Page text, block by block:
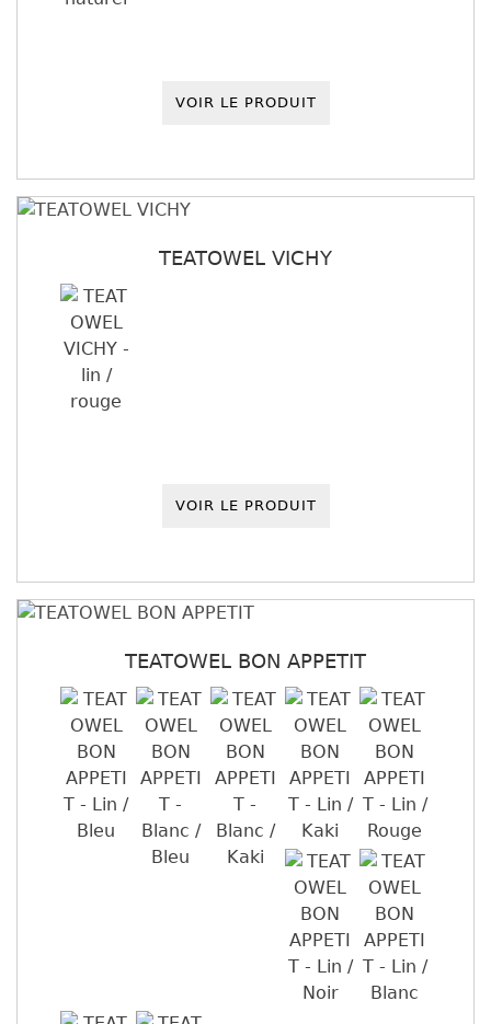
VOIR LE PRODUIT
TEATOWEL VICHY
VOIR LE PRODUIT
TEATOWEL BON APPETIT